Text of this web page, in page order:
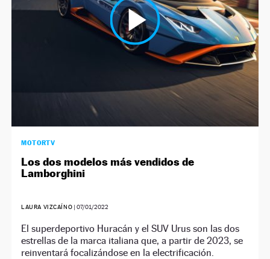
MOTORTV
Los dos modelos más vendidos de
Lamborghini
LAURA VIZCAÍNO |07/01/2022
El superdeportivo Huracán y el SUV Urus son las dos
estrellas de la marca italiana que, a partir de 2023, se
reinventará focalizándose en la electrificación.